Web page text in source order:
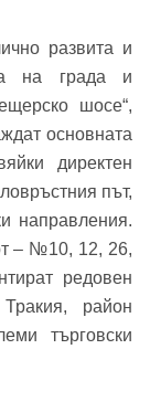
развита и
на града и
шосе“,
основната
директен
път,
направления.
– №10, 12, 26,
редовен
район
търговски